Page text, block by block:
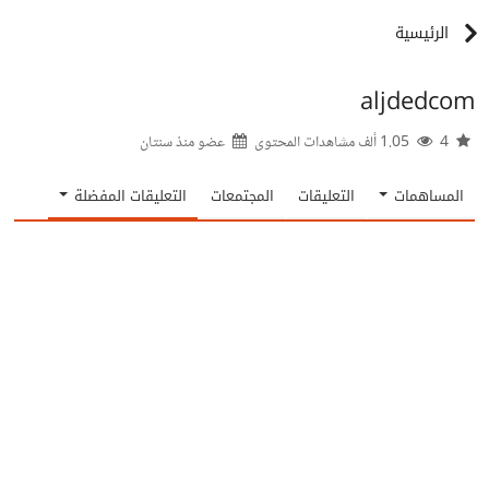
الرئيسية
aljdedcom
عضو منذسنتان
المساهمات التعليقات المجتمعات التعليقات المفضلة